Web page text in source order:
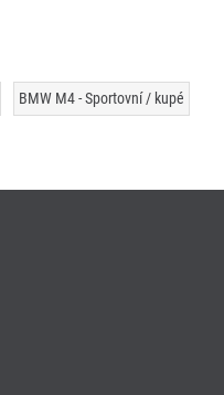
BMW M4 - Sportovní / kupé